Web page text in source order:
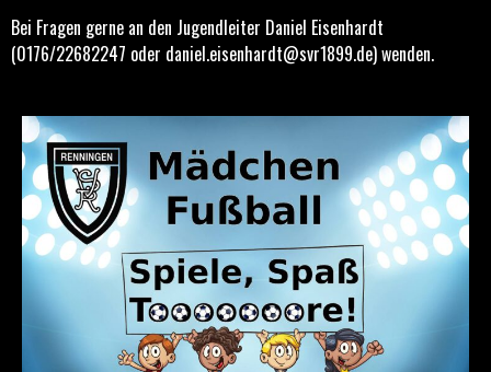
Bei Fragen gerne an den Jugendleiter Daniel Eisenhardt
(0176/22682247 oder daniel.eisenhardt@svr1899.de) wenden.